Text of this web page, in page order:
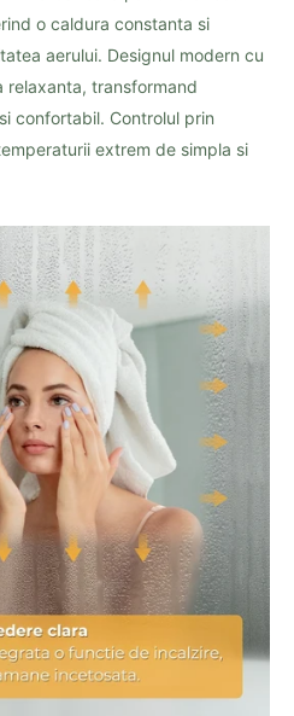
o caldura constanta si
aerului. Designul modern cu
relaxanta, transformand
confortabil. Controlul prin
extrem de simpla si